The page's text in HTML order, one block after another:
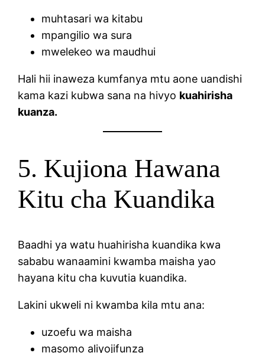
muhtasari wa kitabu
mpangilio wa sura
mwelekeo wa maudhui
Hali hii inaweza kumfanya mtu aone uandishi
kama kazi kubwa sana na hivyo kuahirisha
kuanza.
5. Kujiona Hawana
Kitu cha Kuandika
Baadhi ya watu huahirisha kuandika kwa
sababu wanaamini kwamba maisha yao
hayana kitu cha kuvutia kuandika.
Lakini ukweli ni kwamba kila mtu ana:
uzoefu wa maisha
masomo aliyojifunza